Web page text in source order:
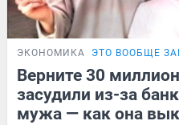
ЭКОНОМИКА ЭТО ВООБЩЕ
Верните 30
засудили из-за
мужа — как она